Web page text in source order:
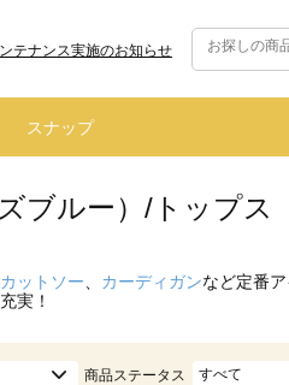
テナンス実施のお知らせ
スナップ
ブルー）/トップス
カットソー カーディガンなど定番
実！
商品ステータス すべて